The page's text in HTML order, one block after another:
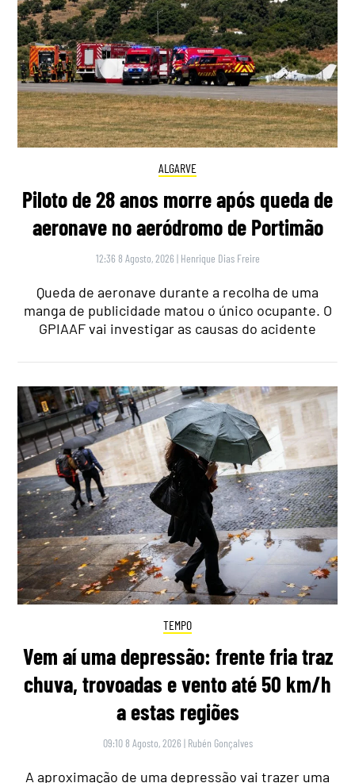
ALGARVE
Piloto de 28 anos morre após queda de
aeronave no aeródromo de Portimão
12:36 8 Agosto, 2026 | Henrique Dias Freire
Queda de aeronave durante a recolha de uma
manga de publicidade matou o único ocupante. O
GPIAAF vai investigar as causas do acidente
TEMPO
Vem aí uma depressão: frente fria traz
chuva, trovoadas e vento até 50 km/h
a estas regiões
09:10 8 Agosto, 2026 | Rubén Gonçalves
A aproximação de uma depressão vai trazer uma